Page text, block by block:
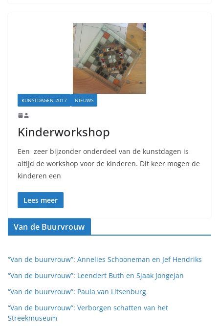
KUNSTDAGEN 2017 NIEUWS
Kinderworkshop
Een zeer bijzonder onderdeel van de kunstdagen is
altijd de workshop voor de kinderen. Dit keer mogen de
kinderen een
Lees meer
Van de Buurvrouw
“Van de buurvrouw”: Annelies Schooneman en Jef Hendriks
“Van de buurvrouw”: Leendert Buth en Sjaak Jongejan
“Van de buurvrouw”: Paula van Litsenburg
“Van de buurvrouw”: Verborgen schatten van het
Streekmuseum